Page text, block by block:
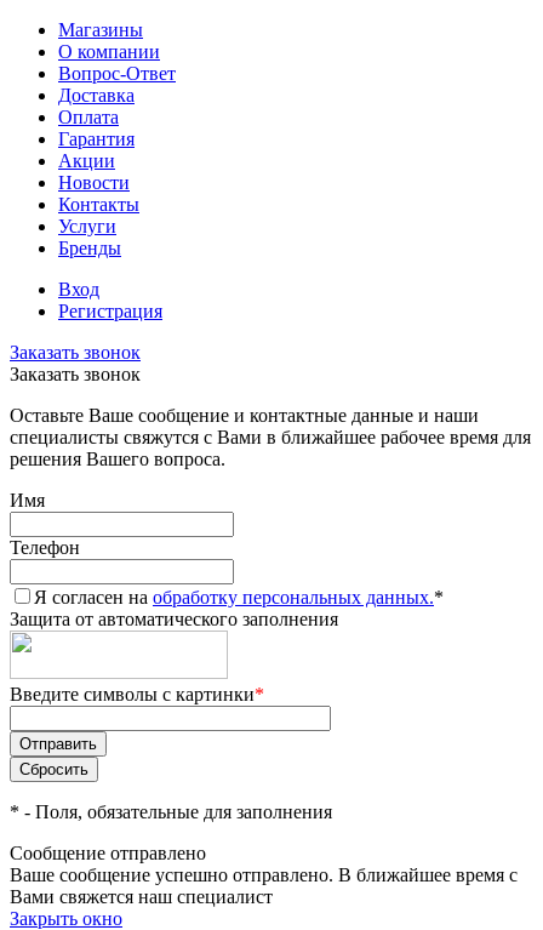
Магазины
О компании
Вопрос-Ответ
Доставка
Оплата
Гарантия
Акции
Новости
Контакты
Услуги
Бренды
Вход
Регистрация
Заказать звонок
Заказать звонок
Оставьте Ваше сообщение и контактные данные и наши
специалисты свяжутся с Вами в ближайшее рабочее время для
решения Вашего вопроса.
Имя
Телефон
Я согласен на обработку персональных данных.*
Защита от автоматического заполнения
Введите символы с картинки*
* - Поля, обязательные для заполнения
Сообщение отправлено
Ваше сообщение успешно отправлено. В ближайшее время с
Вами свяжется наш специалист
Закрыть окно